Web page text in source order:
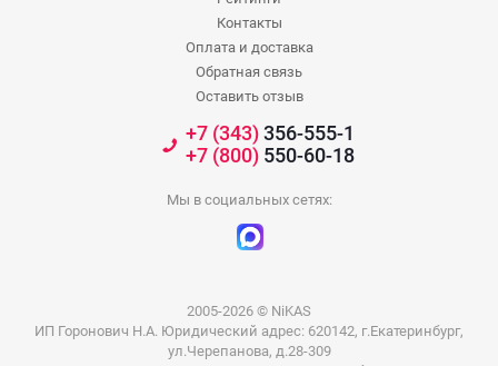
Контакты
Оплата и доставка
Обратная связь
Оставить отзыв
+7 (343)356-555-1
+7 (800)550-60-18
Мы в социальных сетях:
2005-2026 © NiKAS
ИП Горонович Н.А. Юридический адрес: 620142, г.Екатеринбург,
ул.Черепанова, д.28-309